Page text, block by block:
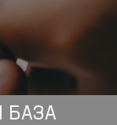
БАЗА